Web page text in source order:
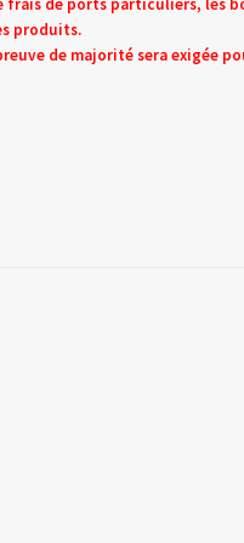
produits.
de majorité sera exigée